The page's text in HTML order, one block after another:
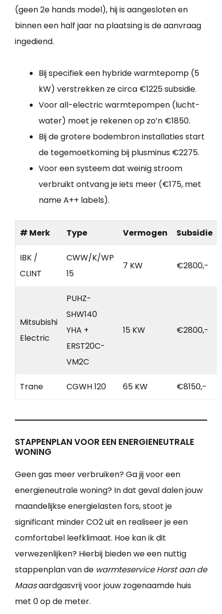
(geen 2e hands model), hij is aangesloten en
binnen een half jaar na plaatsing is de aanvraag
ingediend.
Bij specifiek een hybride warmtepomp (5
kW) verstrekken ze circa €1225 subsidie.
Voor all-electric warmtepompen (lucht-
water) moet je rekenen op zo’n €1850.
Bij de grotere bodembron installaties start
de tegemoetkoming bij plusminus €2275.
Voor een systeem dat weinig stroom
verbruikt ontvang je iets meer (€175, met
name A++ labels).
# Merk Type Vermogen Subsidie
IBK /
CLINT
CWW/K/WP
15
7 KW €2800,-
Mitsubishi
Electric
PUHZ-
SHW140
YHA +
ERST20C-
VM2C
15 KW €2800,-
Trane CGWH 120 65 KW €8150,-
STAPPENPLAN VOOR EEN ENERGIENEUTRALE
WONING
Geen gas meer verbruiken? Ga jij voor een
energieneutrale woning? In dat geval dalen jouw
maandelijkse energielasten fors, stoot je
significant minder CO2 uit en realiseer je een
comfortabel leefklimaat. Hoe kan ik dit
verwezenlijken? Hierbij bieden we een nuttig
stappenplan van de warmteservice Horst aan de
Maasaardgasvrij voor jouw zogenaamde huis
met 0 op de meter.